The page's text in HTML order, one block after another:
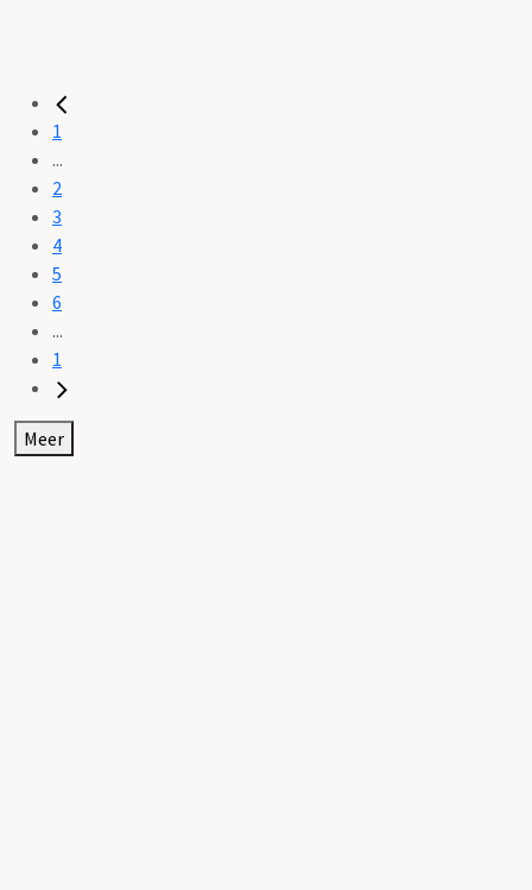
1
...
2
3
4
5
6
...
1
Meer